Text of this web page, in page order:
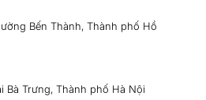
Bến Thành, Thành phố Hồ
Bà Trưng, Thành phố Hà Nội